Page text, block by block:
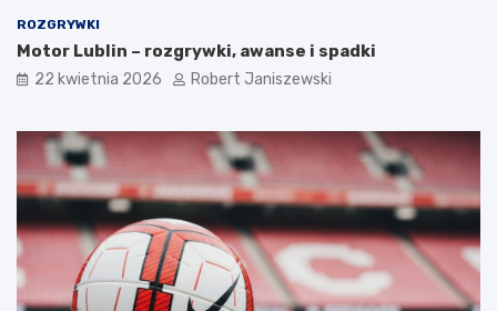
ROZGRYWKI
Motor Lublin – rozgrywki, awanse i spadki
22 kwietnia 2026 Robert Janiszewski